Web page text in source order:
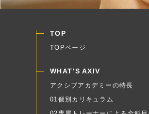
TOP
TOPページ
WHAT’S AXIV
アクシブアカデミーの特長
01個別カリキュラム